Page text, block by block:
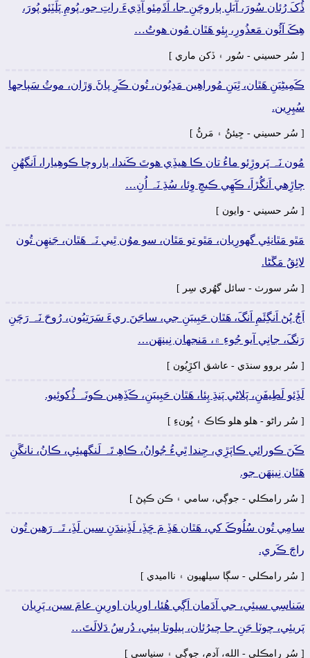
ڏُکَ رُئان سُورَ، آيَلِ ٻاروچَنِ جا، اَڌَمِئو آڌِيءَ راتِ جو، پُومِ پَلَٽِئو پُورَ،
ھِڪَ آئُون مَعذُورِ، ٻِئو ھَٿان مُون ھوتُ…
[ سُر حسيني - سُور ۽ ڏکن ماري ]
ڪَمِيڻِيَنِ ھَٿان، ٿِيَنِ مُوراھِين مَدِيُون، تُون ڪَرِ پاڻَ وَڙان، موٽُ سَٻاجها
سُپِرِين.
[ سُر حسيني - جِيئڻُ ۽ مَرڻُ ]
مُون نَہ پَروڙِئو ماءُ تان ڪا ھيڏِي ھوتَ ڪَندا، ٻاروچا ڪوھِيارا، اَنگهُنِ
چاڙِھي اَنگُڙاَ، ڪَھِي ڪيچِ وِئا، سُڌِ نَہ اُنِ…
[ سُر حسيني - وايون ]
مَٿو مَٿانئِي گهورِيان، مَٿو تو مَٿان، سو موُن ٿِيي نَہ ھَٿان، جَنھِن تُون
لائِقُ مَڱڻا.
[ سُر سورٺ - سائل گهُري سِر ]
اَڄُ پُڻ اَنگِئَمِ اَنگَ، ھَٿان حَبِيبَنِ جي، ساجَنَ ريءَ سَرَتِيُون، رُوحَ نَہ رَچَنِ
رَنگَ، جانِي آيو جُوءِ ۾، مَنجهان نِينھَن…
[ سُر بروو سنڌي - عاشق اکڙِيُون ]
لَڏِئو لَطِيفَنِ، پَلاڻي پَنڌِ پِئا، ھَٿان حَبِيبَنِ، ڪَڏِھِين ڪونَہ ڏُکوئِيو.
[ سُر راڻو - ھلو ھلو ڪاڪ ۽ ڀُونءِ ]
ڪَنَ ڪورائي ڪاپَڙِي، جِندا ٿِيءُ جُوانُ، ڪاھِ تَہ لَنگهيئِي، ڪانُ، نانگَنِ
ھَٿان نِينھَن جو.
[ سُر رامڪلي - جوڳي، سامي ۽ ڪن ڪپڻ ]
سامِي تُون سُلُوڪَ کي، ھَٿان ھَڏِ مَ ڇَڏِ، لَڏِيندَنِ سين لَڏِ، تَہ رَھين تُون
راڄَ ڪَري.
[ سُر رامڪلي - سڳا سيلهيون ۽ نااميدي ]
سَناسِي سيئِي، جي آدَمان اَڳي ھُئا، اورِيان اورِينِ عامَ سين، پَرِيان
پَريئِي، چوٽا جَنِ جا چيرُئان، ٻيلوتا ٻيئِي، دُرسُ دَلالَتَ…
[ سُر رامڪلي - الله، آدم، جوڳي ۽ سنياسي ]